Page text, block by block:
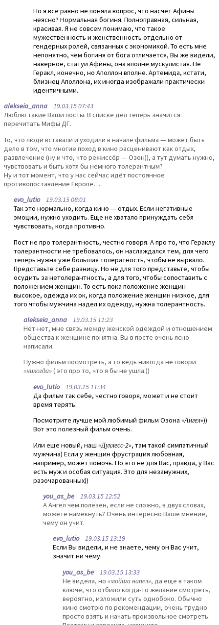
Но я все равно не поняла вопрос, что насчет Афины
неясно? Нормальная богиня. Полноправная, сильная,
красивая. Я не совсем понимаю, что такое
мужественность и женственность отдельно от
гендерных ролей, связанных с экономикой. То есть мне
непонятно, чем богиня от бога отличается, Вы же видели,
наверное, статуи Афины, она вполне мускулистая. Не
Геракл, конечно, но Аполлон вполне. Артемида, кстати,
близнец Аполлона, их иногда изображали практически
идентичными.
alekseia_anna 19.03.15 07:43
Люблю такие Ваши посты. В списке дел теперь значится:
перечитать Мифы ДГ.
То, что люди вставали и уходили в начале фильма — может быть
дело в том, что многие поход в кино расценивают как отдых,
развлечение (ну и что, что режиссёр — Озон)), а тут думать нужно,
чувствовать и быть хотя бы немного толерантным?
Ну и тот момент, что у нас сейчас идёт постоянное
противопоставление Европе…
evo_lutio19.03.15 08:01
Так это нормально, когда кино — отдых. Если негативные
эмоции, нужно уходить. Еще не хватало принуждать себя
чувствовать, когда противно.
Пост не про толерантность, честно говоря. А про то, что Гераклу
толерантности не требовалось, он наслаждался тем, для чего
теперь нужна уже большая толератность, чтобы не вырвало.
Представьте себе разницу. Но не для того представьте, чтобы
осудить за нетолерантность, а для того, чтобы сопоставить с
положением женщин. То есть пока положение женщин
высокое, одежда их ок, когда положение женщин низкое, для
того чтобы мужчина надел их одежду, нужна толерантность.
alekseia_anna 19.03.15 11:23
Нет-нет, мне связь между женской одеждой и отношением
общества к женщине понятна. Вы в посте очень ясно
написали.
Нужно фильм посмотреть, а то ведь никогда не говори
«никогда»( это про то, что я бы не ушла:))
evo_lutio19.03.15 11:34
Да фильм так себе, честно говоря, может и не стоит
время терять.
Посмотрите лучше мой любимый фильм Озона «Ангел»))
Вот это полезный фильм очень.
Или еще новый, наш «Духлесс-2», там такой симпатичный
мужчина) Если у женщин фрустрация любовная,
например, может помочь. Но это не для Вас, правда, у Вас
есть муж и особая ситуация. Это для незамужних,
разочарованных))
you_as_be 19.03.15 12:52
А Ангел чем полезен, если не сложно, в двух словах,
можете намекнуть? Очень интересно Ваше мнение,
чему он учит.
evo_lutio19.03.15 13:19
Если Вы видели, и не знаете, чему он Вас учит,
значит ни чему.
you_as_be 19.03.15 13:33
Не видела, но «мойша напел», да еще в таком
ключе, что отбило когда-то желание смотреть,
вероятно, изложили суть однобоко. Обычно
кино смотрю по рекомендации, очень трудно
просто взять и начать произвольное смотреть.